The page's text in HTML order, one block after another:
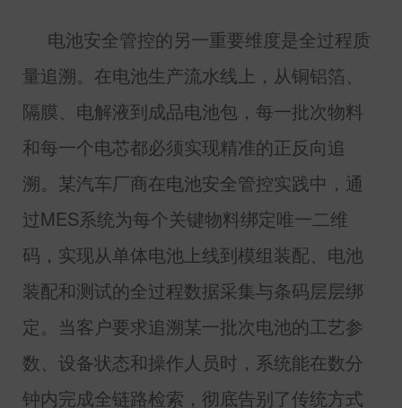
电池安全管控的另一重要维度是全过程质
量追溯。在电池生产流水线上，从铜铝箔、
隔膜、电解液到成品电池包，每一批次物料
和每一个电芯都必须实现精准的正反向追
溯。某汽车厂商在电池安全管控实践中，通
过MES系统为每个关键物料绑定唯一二维
码，实现从单体电池上线到模组装配、电池
装配和测试的全过程数据采集与条码层层绑
定。当客户要求追溯某一批次电池的工艺参
数、设备状态和操作人员时，系统能在数分
钟内完成全链路检索，彻底告别了传统方式